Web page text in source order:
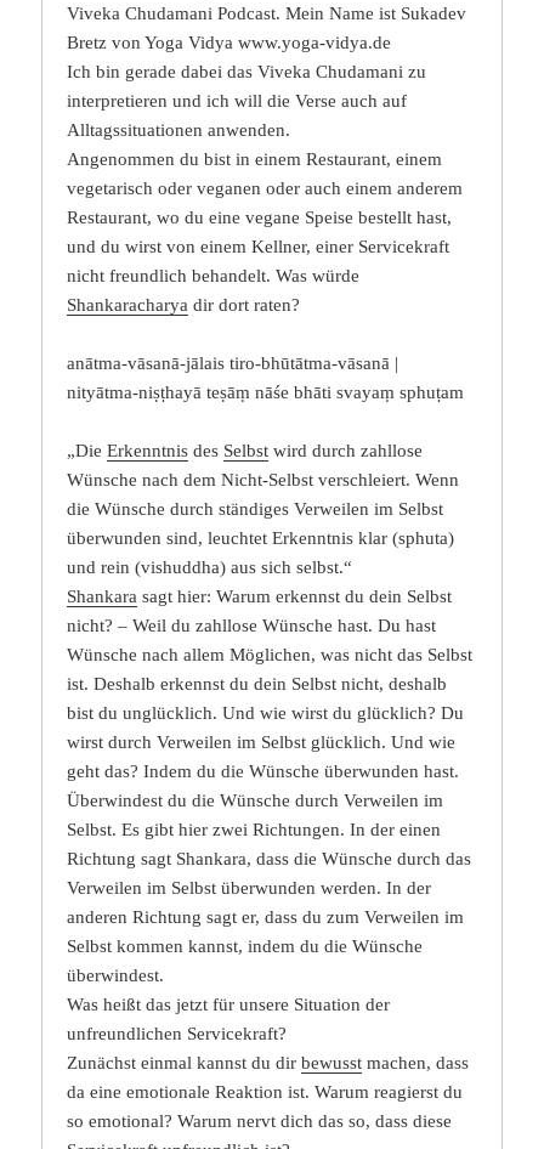
Viveka Chudamani Podcast. Mein Name ist Sukadev
Bretz von Yoga Vidya www.yoga-vidya.de
Ich bin gerade dabei das Viveka Chudamani zu
interpretieren und ich will die Verse auch auf
Alltagssituationen anwenden.
Angenommen du bist in einem Restaurant, einem
vegetarisch oder veganen oder auch einem anderem
Restaurant, wo du eine vegane Speise bestellt hast,
und du wirst von einem Kellner, einer Servicekraft
nicht freundlich behandelt. Was würde
Shankaracharya dir dort raten?
anātma-vāsanā-jālais tiro-bhūtātma-vāsanā |
nityātma-niṣṭhayā teṣāṃ nāśe bhāti svayaṃ sphuṭam
„DieErkenntnis des Selbst wird durch zahllose
Wünsche nach dem Nicht-Selbst verschleiert. Wenn
die Wünsche durch ständiges Verweilen im Selbst
überwunden sind, leuchtet Erkenntnis klar (sphuta)
und rein (vishuddha) aus sich selbst.“
Shankara sagt hier: Warum erkennst du dein Selbst
nicht? – Weil du zahllose Wünsche hast. Du hast
Wünsche nach allem Möglichen, was nicht das Selbst
ist. Deshalb erkennst du dein Selbst nicht, deshalb
bist du unglücklich. Und wie wirst du glücklich? Du
wirst durch Verweilen im Selbst glücklich. Und wie
geht das? Indem du die Wünsche überwunden hast.
Überwindest du die Wünsche durch Verweilen im
Selbst. Es gibt hier zwei Richtungen. In der einen
Richtung sagt Shankara, dass die Wünsche durch das
Verweilen im Selbst überwunden werden. In der
anderen Richtung sagt er, dass du zum Verweilen im
Selbst kommen kannst, indem du die Wünsche
überwindest.
Was heißt das jetzt für unsere Situation der
unfreundlichen Servicekraft?
Zunächst einmal kannst du dirbewusst machen, dass
da eine emotionale Reaktion ist. Warum reagierst du
so emotional? Warum nervt dich das so, dass diese